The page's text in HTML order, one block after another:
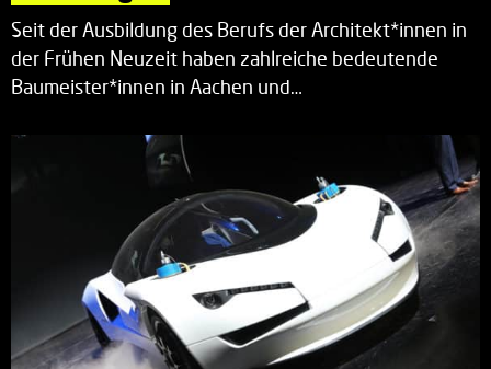
Seit der Ausbildung des Berufs der Architekt*innen in
der Frühen Neuzeit haben zahlreiche bedeutende
Baumeister*innen in Aachen und…